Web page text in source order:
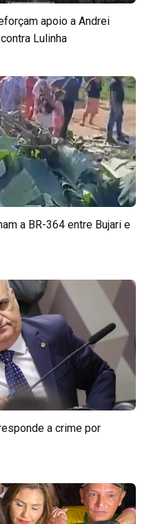
apoio a Andrei
Lulinha
a BR-364 entre Bujari e
a crime por